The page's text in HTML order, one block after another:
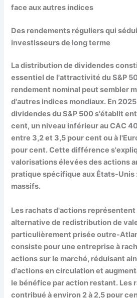
face aux autres indices
Des rendements réguliers qui
investisseurs de long terme
La distribution de dividendes
essentiel de l'attractivité du S&P
rendement nominal peut sembler
d'autres indices mondiaux. En
dividendes du S&P 500 s'établit
cent, un niveau inférieur au CAC
entre 3,2 et 3,5 pour cent ou à
pour cent. Cette différence
valorisations élevées des actions
pratique spécifique aux États-Unis
massifs.
Les rachats d'actions
alternative de redistribution de
particulièrement prisée outre-
consiste pour une entreprise à
actions sur le marché, réduisant
d'actions en circulation et
le bénéfice par action restant. Les
contribué à environ 2 à 2,5 pour